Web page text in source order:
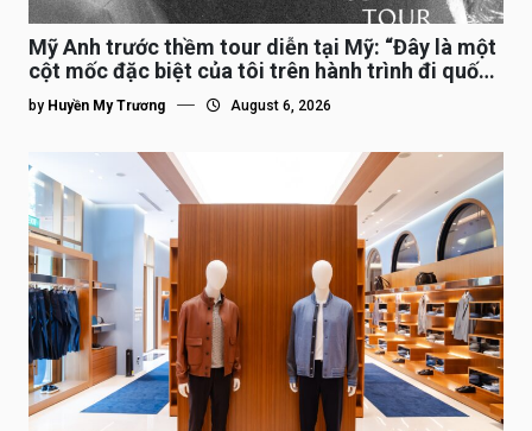
Mỹ Anh trước thềm tour diễn tại Mỹ: “Đây là một
cột mốc đặc biệt của tôi trên hành trình đi quốc
tế”
by Huyền My Trương August 6, 2026